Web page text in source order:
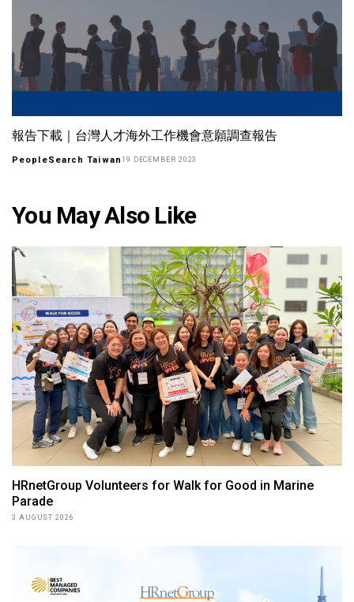
報告下載｜台灣人才海外工作機會意願調查報告
PeopleSearch Taiwan 19 DECEMBER 2023
You May Also Like
HRnetGroup Volunteers for Walk for Good in Marine
Parade
3 AUGUST 2026